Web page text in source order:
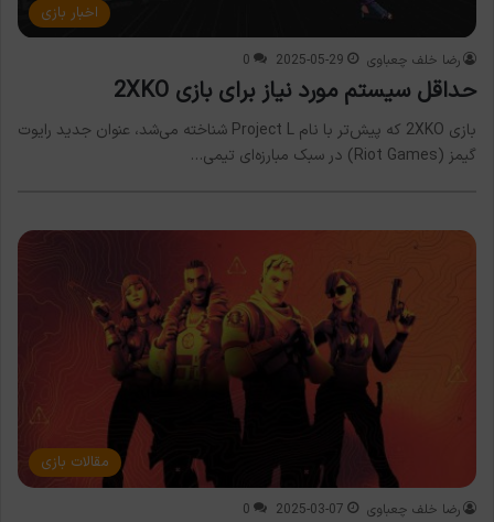
اخبار بازی
رضا خلف چعباوی 2025-05-29
0
حداقل سیستم مورد نیاز برای بازی 2XKO
بازی 2XKO که پیش‌تر با نام Project L شناخته می‌شد، عنوان جدید رایوت
گیمز (Riot Games) در سبک مبارزه‌ای تیمی…
مقالات بازی
رضا خلف چعباوی 2025-03-07
0